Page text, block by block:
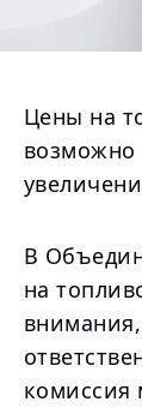
Цены на
возможно
В
на
комиссия